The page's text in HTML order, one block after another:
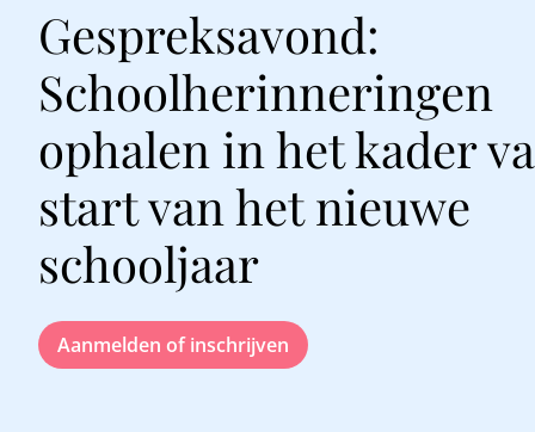
Gespreksavond:
Schoolherinneringen
ophalen in het kader
start van het nieuwe
schooljaar
Aanmelden of inschrijven